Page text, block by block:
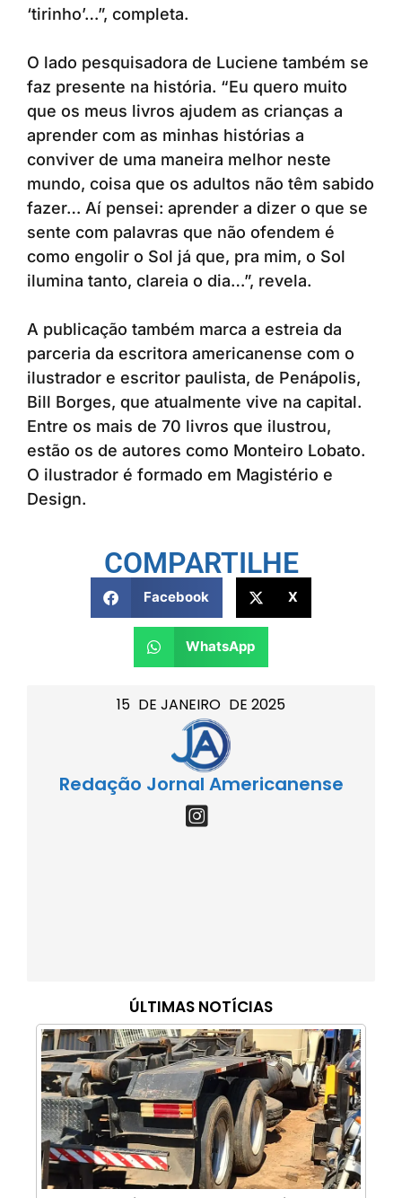
15 DE JANEIRO DE 2025
Redação Jornal Americanense
ÚLTIMAS NOTÍCIAS
‘tirinho’…”, completa.
O lado pesquisadora de Luciene também se
faz presente na história. “Eu quero muito
que os meus livros ajudem as crianças a
aprender com as minhas histórias a
conviver de uma maneira melhor neste
mundo, coisa que os adultos não têm sabido
fazer… Aí pensei: aprender a dizer o que se
sente com palavras que não ofendem é
como engolir o Sol já que, pra mim, o Sol
ilumina tanto, clareia o dia…”, revela.
A publicação também marca a estreia da
parceria da escritora americanense com o
ilustrador e escritor paulista, de Penápolis,
Bill Borges, que atualmente vive na capital.
Entre os mais de 70 livros que ilustrou,
estão os de autores como Monteiro Lobato.
O ilustrador é formado em Magistério e
Design.
COMPARTILHE
Facebook X
WhatsApp